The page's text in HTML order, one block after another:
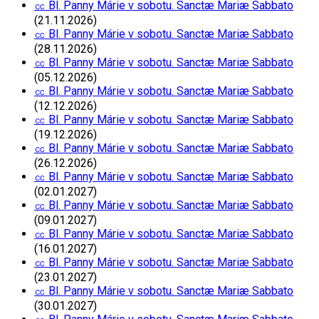
㏄ Bl. Panny Márie v sobotu. Sanctæ Mariæ Sabbato
(21.11.2026)
㏄ Bl. Panny Márie v sobotu. Sanctæ Mariæ Sabbato
(28.11.2026)
㏄ Bl. Panny Márie v sobotu. Sanctæ Mariæ Sabbato
(05.12.2026)
㏄ Bl. Panny Márie v sobotu. Sanctæ Mariæ Sabbato
(12.12.2026)
㏄ Bl. Panny Márie v sobotu. Sanctæ Mariæ Sabbato
(19.12.2026)
㏄ Bl. Panny Márie v sobotu. Sanctæ Mariæ Sabbato
(26.12.2026)
㏄ Bl. Panny Márie v sobotu. Sanctæ Mariæ Sabbato
(02.01.2027)
㏄ Bl. Panny Márie v sobotu. Sanctæ Mariæ Sabbato
(09.01.2027)
㏄ Bl. Panny Márie v sobotu. Sanctæ Mariæ Sabbato
(16.01.2027)
㏄ Bl. Panny Márie v sobotu. Sanctæ Mariæ Sabbato
(23.01.2027)
㏄ Bl. Panny Márie v sobotu. Sanctæ Mariæ Sabbato
(30.01.2027)